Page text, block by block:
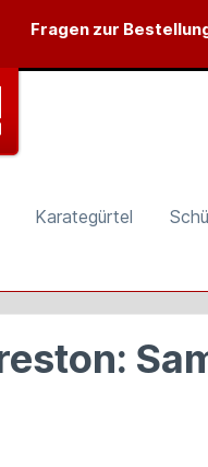
springen
Fragen zur
Karategürtel